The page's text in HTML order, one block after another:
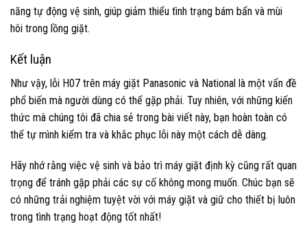
năng tự động vệ sinh, giúp giảm thiểu tình trạng bám bẩn và mùi
hôi trong lồng giặt.
Kết luận
Như vậy, lỗi H07 trên máy giặt Panasonic và National là một vấn đề
phổ biến mà người dùng có thể gặp phải. Tuy nhiên, với những kiến
thức mà chúng tôi đã chia sẻ trong bài viết này, bạn hoàn toàn có
thể tự mình kiểm tra và khắc phục lỗi này một cách dễ dàng.
Hãy nhớ rằng việc vệ sinh và bảo trì máy giặt định kỳ cũng rất quan
trọng để tránh gặp phải các sự cố không mong muốn. Chúc bạn sẽ
có những trải nghiệm tuyệt vời với máy giặt và giữ cho thiết bị luôn
trong tình trạng hoạt động tốt nhất!